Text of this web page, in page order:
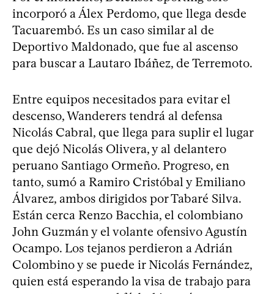
incorporó a Álex Perdomo, que llega desde
Tacuarembó. Es un caso similar al de
Deportivo Maldonado, que fue al ascenso
para buscar a Lautaro Ibáñez, de Terremoto.
Entre equipos necesitados para evitar el
descenso, Wanderers tendrá al defensa
Nicolás Cabral, que llega para suplir el lugar
que dejó Nicolás Olivera, y al delantero
peruano Santiago Ormeño. Progreso, en
tanto, sumó a Ramiro Cristóbal y Emiliano
Álvarez, ambos dirigidos por Tabaré Silva.
Están cerca Renzo Bacchia, el colombiano
John Guzmán y el volante ofensivo Agustín
Ocampo. Los tejanos perdieron a Adrián
Colombino y se puede ir Nicolás Fernández,
quien está esperando la visa de trabajo para